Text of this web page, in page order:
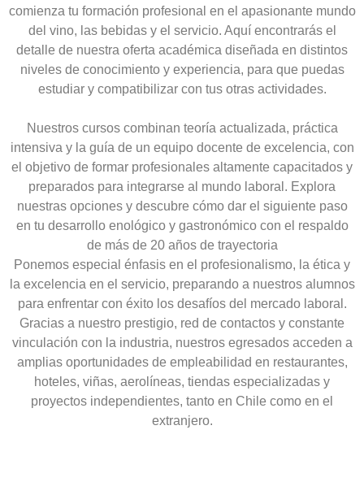
comienza tu formación profesional en el apasionante mundo
del vino, las bebidas y el servicio. Aquí encontrarás el
detalle de nuestra oferta académica diseñada en distintos
niveles de conocimiento y experiencia, para que puedas
estudiar y compatibilizar con tus otras actividades.
Nuestros cursos combinan teoría actualizada, práctica
intensiva y la guía de un equipo docente de excelencia, con
el objetivo de formar profesionales altamente capacitados y
preparados para integrarse al mundo laboral. Explora
nuestras opciones y descubre cómo dar el siguiente paso
en tu desarrollo enológico y gastronómico con el respaldo
de más de 20 años de trayectoria
Ponemos especial énfasis en el profesionalismo, la ética y
la excelencia en el servicio, preparando a nuestros alumnos
para enfrentar con éxito los desafíos del mercado laboral.
Gracias a nuestro prestigio, red de contactos y constante
vinculación con la industria, nuestros egresados acceden a
amplias oportunidades de empleabilidad en restaurantes,
hoteles, viñas, aerolíneas, tiendas especializadas y
proyectos independientes, tanto en Chile como en el
extranjero.